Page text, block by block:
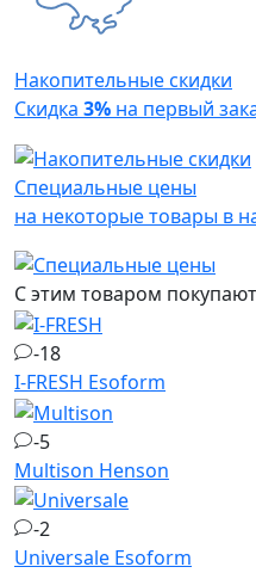
Накопительные скидки
Скидка 3% на первый
Специальные цены
на некоторые товары в
С этим товаром покупают
-18
I-FRESH Esoform
-5
Multison Henson
-2
Universale Esoform